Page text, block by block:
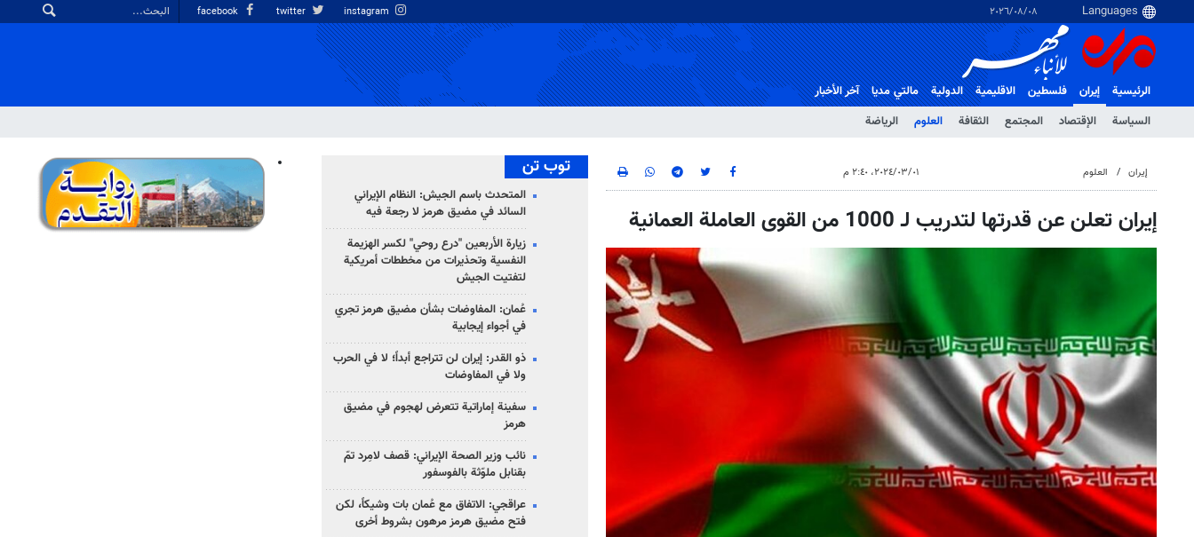
٠٨‏/٠٨‏/٢٠٢٦
الرئيسية
إيران
السياسة
الإقتصاد المجتمع الثقافة العلوم الرياضة
فلسطین الاقلیمیة الدولية مالتي مدیا آخر الأخبار
إيران العلوم ٠١‏/٠٣‏/٢٠٢٤، ٢:٤٠ م
إيران تعلن عن قدرتها لتدريب لـ 1000 من القوى العاملة العمانية
توب تن
المتحدث باسم الجيش: النظام الإيراني
السائد في مضيق هرمز لا رجعة فيه
زيارة الأربعين "درع روحي" لكسر الهزيمة
النفسية وتحذيرات من مخططات أمريكية
لتفتيت الجيش
عُمان: المفاوضات بشأن مضيق هرمز تجري
في أجواء إيجابية
ذو القدر: إيران لن تتراجع أبداً؛ لا في الحرب
ولا في المفاوضات
سفينة إماراتية تتعرض لهجوم في مضيق
هرمز
نائب وزير الصحة الإيراني: قصف لامِرد تمّ
بقنابل ملوّثة بالفوسفور
عراقجي: الاتفاق مع عُمان بات وشيكاً، لكن
فتح مضيق هرمز مرهون بشروط أخرى